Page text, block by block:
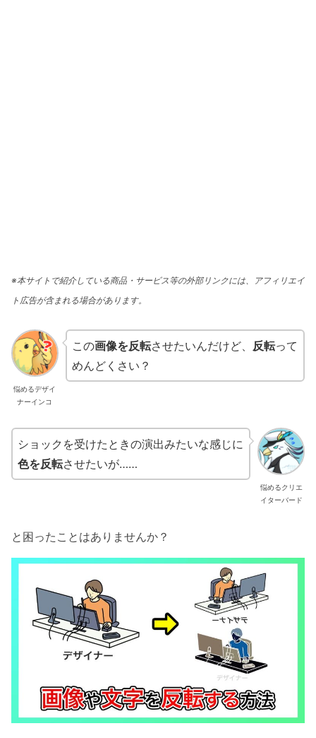
※本サイトで紹介している商品・サービス等の外部リンクには、アフィリエイ
ト広告が含まれる場合があります。
悩めるデザイ
ナーインコ
この画像を反転させたいんだけど、 反転って
めんどくさい？
悩めるクリエ
イターバード
ショックを受けたときの演出みたいな感じに
色を反転させたいが……
と困ったことはありませんか？